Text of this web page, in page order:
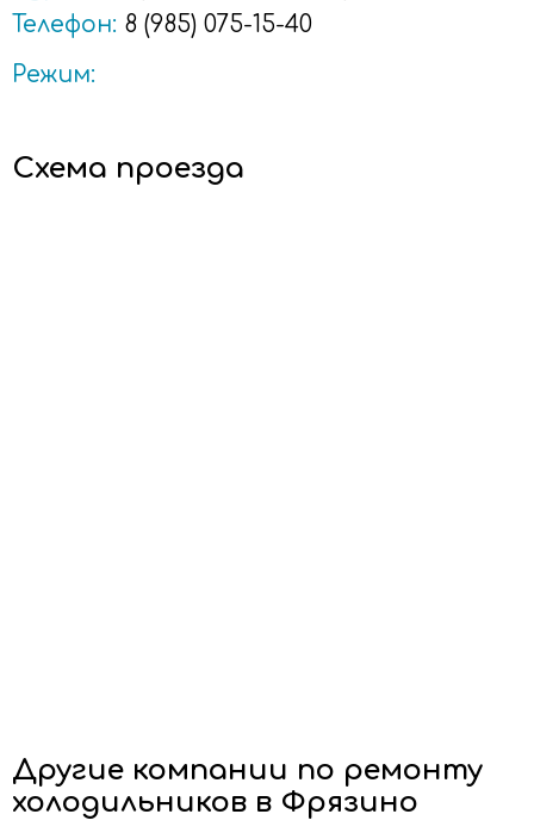
Схема проезда
Телефон: 8 (985) 075-15-40
Режим:
Другие компании по ремонту
холодильников в Фрязино